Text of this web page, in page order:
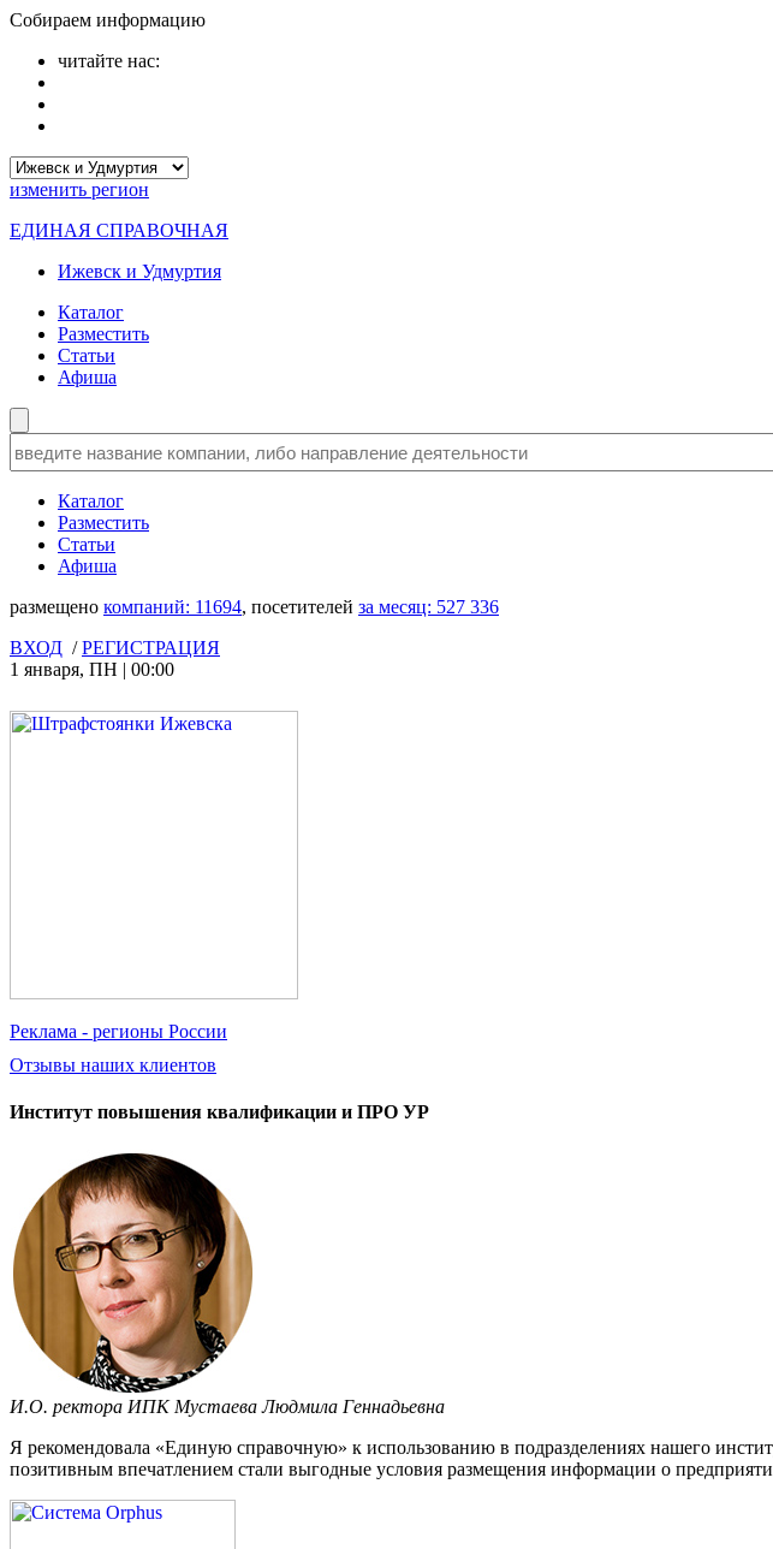
Собираем информацию
читайте нас:
изменить регион
ЕДИНАЯ СПРАВОЧНАЯ
Ижевск и Удмуртия
Каталог
Разместить
Статьи
Афиша
Каталог
Разместить
Статьи
Афиша
размещено компаний: 11694, посетителей за месяц: 527 336
ВХОД /РЕГИСТРАЦИЯ
1 января, ПН | 00:00
Реклама - регионы России
Отзывы наших клиентов
Институт повышения квалификации и ПРО УР
И.О. ректора ИПК Мустаева Людмила Геннадьевна
Я рекомендовала «Единую справочную» к использованию в подразделениях нашего
позитивным впечатлением стали выгодные условия размещения информации о